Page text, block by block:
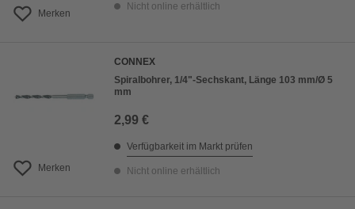
Merken
Nicht online erhältlich
Merken
CONNEX
Spiralbohrer, 1/4"-Sechskant, Länge 103 mm/Ø 5
mm
2,99 €
Verfügbarkeit im Markt prüfen
Nicht online erhältlich